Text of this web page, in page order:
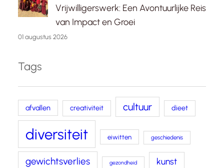
Vrijwilligerswerk: Een Avontuurlijke Reis
van Impact en Groei
01 augustus 2026
Tags
afvallen creativiteit cultuur dieet
diversiteit eiwitten geschiedenis
gewichtsverlies gezondheid kunst